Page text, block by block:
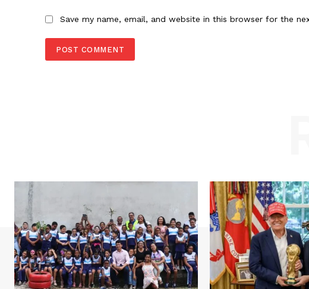
Save my name, email, and website in this browser for the